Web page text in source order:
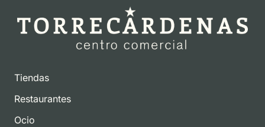
Tiendas
Restaurantes
Ocio